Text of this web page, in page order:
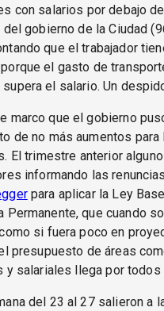
con salarios por debajo
gobierno de la Ciudad
que el trabajador
el gasto de
el salario. Un
marco que el gobierno
de no más aumentos
El trimestre anterior
informando las
para aplicar la Ley
Permanente, que cuando
si fuera poco en
presupuesto de áreas
y salariales llega por
del 23 al 27 salieron a